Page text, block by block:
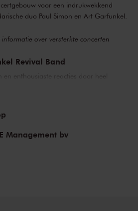
voor een indrukwekkend
duo Paul Simon en Art Garfunkel.
informatie over versterkte concerten
Revival Band
en enthousiaste reacties door heel
geroemde revivalband opnieuw de
en bijzondere sfeer centraal
publiek staat de band
van Het Concertgebouw, begeleid
Management bv